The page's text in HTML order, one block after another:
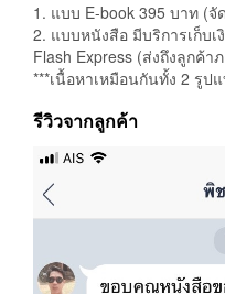
1. แบบ E-book 395 บาท (จั
2. แบบหนังสือ มีบริการเก็บ
Flash Express (ส่งถึงลูกค้า
***เนื้อหาเหมือนกันทั้ง 2 รูป
รีวิวจากลูกค้า